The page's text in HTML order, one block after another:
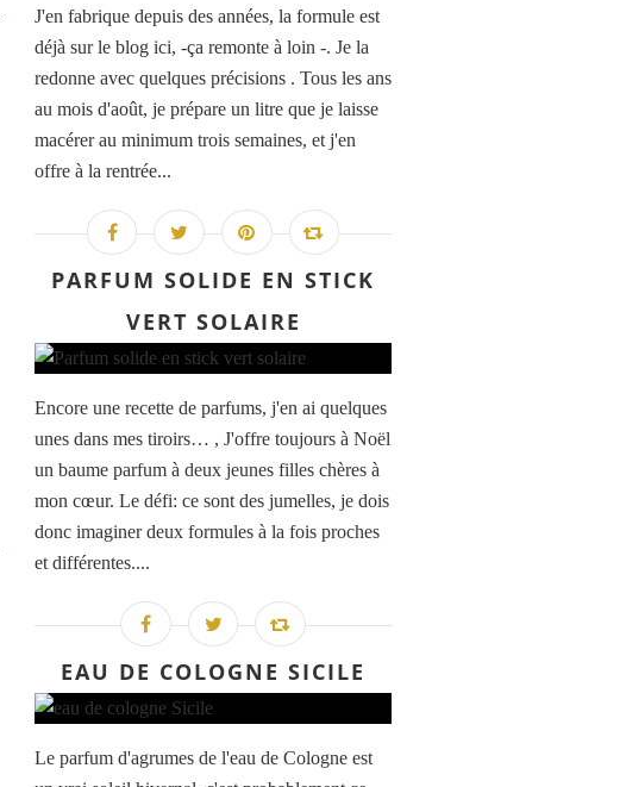
J'en fabrique depuis des années, la formule est
déjà sur le blog ici, -ça remonte à loin -. Je la
redonne avec quelques précisions . Tous les ans
au mois d'août, je prépare un litre que je laisse
macérer au minimum trois semaines, et j'en
offre à la rentrée...
PARFUM SOLIDE EN STICK
VERT SOLAIRE
Encore une recette de parfums, j'en ai quelques
unes dans mes tiroirs… , J'offre toujours à Noël
un baume parfum à deux jeunes filles chères à
mon cœur. Le défi: ce sont des jumelles, je dois
donc imaginer deux formules à la fois proches
et différentes....
EAU DE COLOGNE SICILE
Le parfum d'agrumes de l'eau de Cologne est